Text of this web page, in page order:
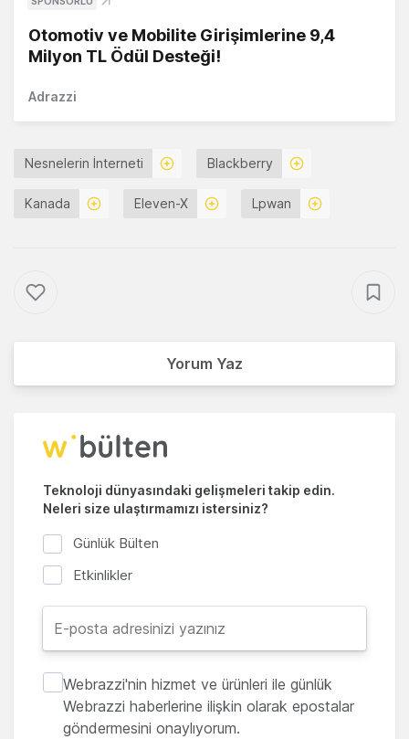
Otomotiv ve Mobilite Girişimlerine 9,4
Milyon TL Ödül Desteği!
Adrazzi
Nesnelerin İnterneti Blackberry
Kanada Eleven-X Lpwan
Yorum Yaz
Teknoloji dünyasındaki gelişmeleri takip edin.
Neleri size ulaştırmamızı istersiniz?
Günlük Bülten
Etkinlikler
Webrazzi'nin hizmet ve ürünleri ile günlük
Webrazzi haberlerine ilişkin olarak epostalar
göndermesini onaylıyorum.